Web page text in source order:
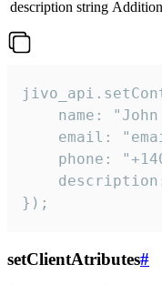
description string
name: "John
email:
phone:
});
setClientAtributes#